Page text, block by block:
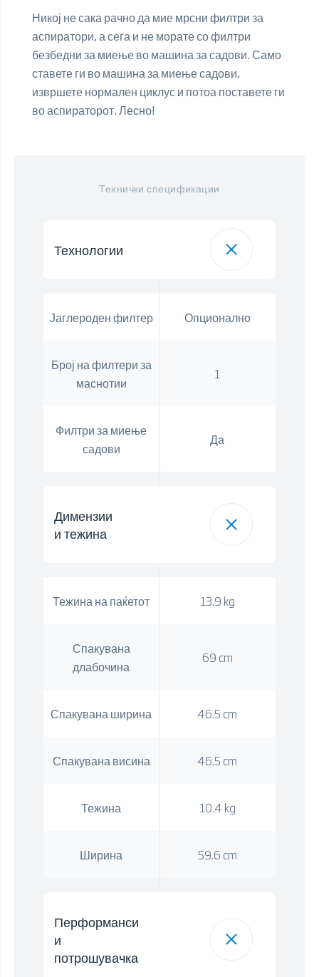
Никој не сака рачно да мие мрсни филтри за
аспиратори, а сега и не морате со филтри
безбедни за миење во машина за садови. Само
ставете ги во машина за миење садови,
извршете нормален циклус и потоа поставете ги
во аспираторот. Лесно!
Технички спецификации
Технологии
Јаглероден филтер Опционално
Број на филтери за
маснотии
1
Филтри за миење
садови
Да
Димензии
и тежина
Тежина на паќетот 13.9 kg
Спакувана
длабочина
69 cm
Спакувана ширина 46.5 cm
Спакувана висина 46.5 cm
Тежина 10.4 kg
Ширина 59.6 cm
Перформанси
и
потрошувачка